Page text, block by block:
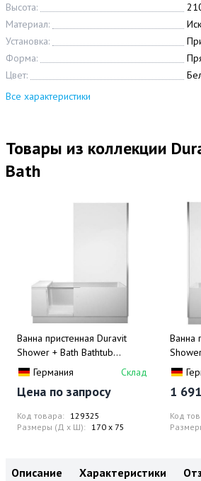
Высота:
Материал:
Установка:
Форма:
Цвет:
Все характеристики
Товары из коллекции
Bath
Ванна пристенная Duravit
Shower + Bath Bathtub
700404000100000
170х75х210.5
Германия Склад
Цена по запросу
Код товара: 129325
Размеры (Д x Ш): 170 x 75
Ванна
1
Код
Описание Характеристики